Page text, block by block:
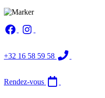
Image
+32 16 58 59 58
Rendez-vous